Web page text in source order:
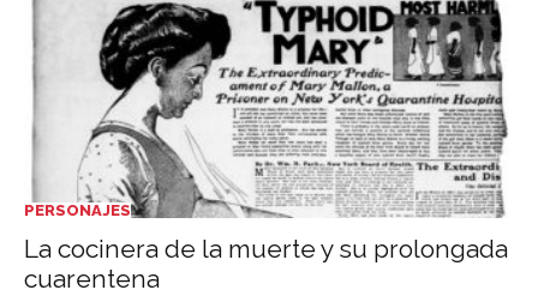
Hoy
PERSONAJES
La cocinera de la muerte y su prolongada
cuarentena